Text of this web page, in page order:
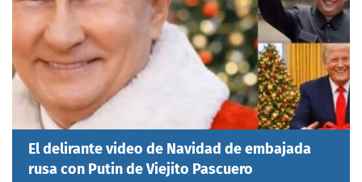
El delirante video de Navidad de embajada
rusa con Putin de Viejito Pascuero